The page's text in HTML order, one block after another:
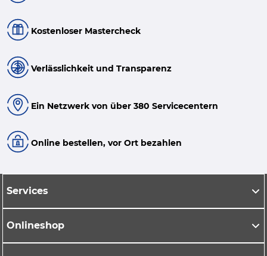
Kostenloser Mastercheck
Verlässlichkeit und Transparenz
Ein Netzwerk von über 380 Servicecentern
Online bestellen, vor Ort bezahlen
Services
Onlineshop